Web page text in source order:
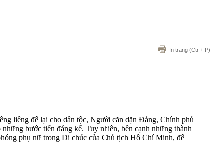
In trang (Ctr + P)
liêng để lại cho dân tộc, Người căn dặn Đảng, Chính phủ
bước tiến đáng kể. Tuy nhiên, bên cạnh những thành
phụ nữ trong Di chúc của Chủ tịch Hồ Chí Minh, để